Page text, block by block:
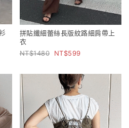
拼貼纖細蕾絲長版紋路細肩帶上
衣
1480
599